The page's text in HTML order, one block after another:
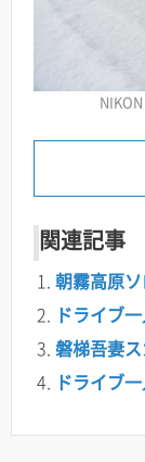
関連記事
朝霧高原
ドライブ
磐梯吾妻
ドライブ